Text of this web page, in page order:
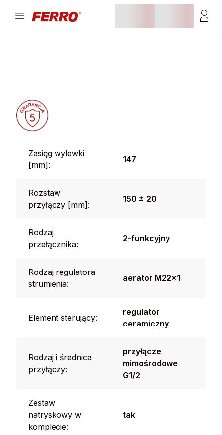
Zasięg wylewki
[mm]:
147
Rozstaw
przyłączy [mm]:
150 ± 20
Rodzaj
przełącznika:
2-funkcyjny
Rodzaj regulatora
strumienia:
aerator M22x1
Element sterujący:
regulator
ceramiczny
Rodzaj i średnica
przyłączy:
przyłącze
mimośrodowe
G1/2
Zestaw
natryskowy w
komplecie:
tak